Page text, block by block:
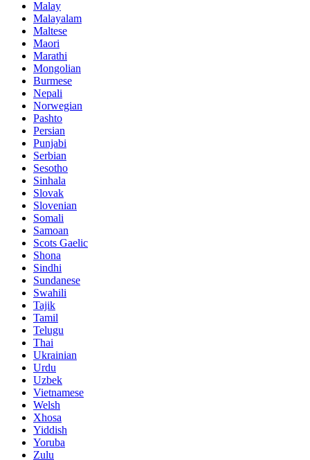
Malay
Malayalam
Maltese
Maori
Marathi
Mongolian
Burmese
Nepali
Norwegian
Pashto
Persian
Punjabi
Serbian
Sesotho
Sinhala
Slovak
Slovenian
Somali
Samoan
Scots Gaelic
Shona
Sindhi
Sundanese
Swahili
Tajik
Tamil
Telugu
Thai
Ukrainian
Urdu
Uzbek
Vietnamese
Welsh
Xhosa
Yiddish
Yoruba
Zulu